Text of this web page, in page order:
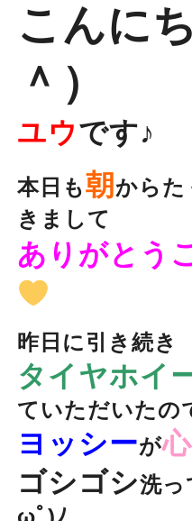
こんに
＾）
ユウです♪
本日も朝 からた
きまして
ありがとう
昨日に引き続き
タイヤホイ
ていただいたの
ヨッシーが心
ゴシゴシ洗っ
ωﾟ)ﾉ